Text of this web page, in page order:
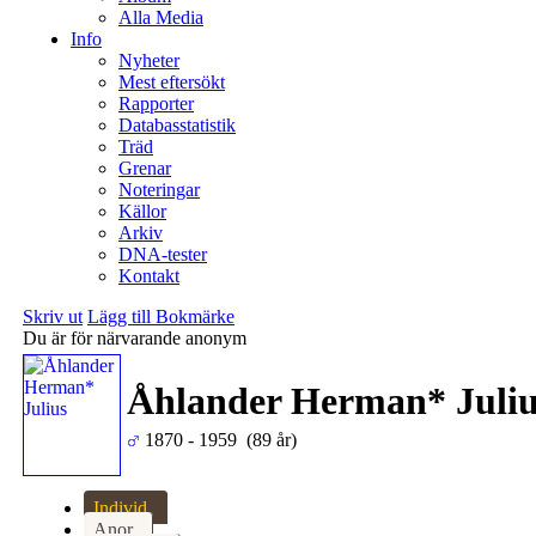
Alla Media
Info
Nyheter
Mest eftersökt
Rapporter
Databasstatistik
Träd
Grenar
Noteringar
Källor
Arkiv
DNA-tester
Kontakt
Skriv ut Lägg till Bokmärke
Du är för närvarande anonym
Åhlander Herman*
1870 - 1959 (89 år)
Individ
Anor